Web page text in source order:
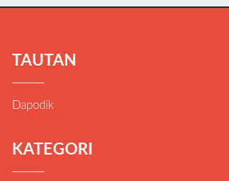
TAUTAN
Dapodik
KATEGORI